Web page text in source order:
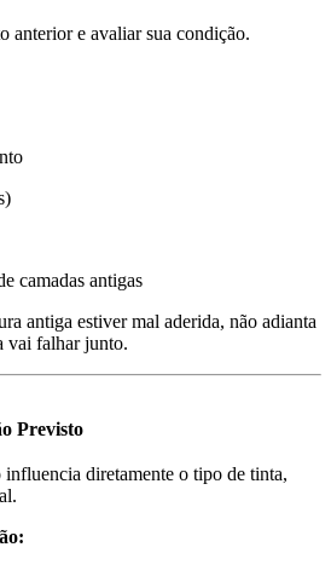
anterior e avaliar sua condição.
camadas antigas
antiga estiver mal aderida, não adianta
vai falhar junto.
Previsto
diretamente o tipo de tinta,